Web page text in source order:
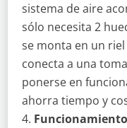
sistema de aire
sólo necesita 2
se monta en un
conecta a una
ponerse en
ahorra tiempo y